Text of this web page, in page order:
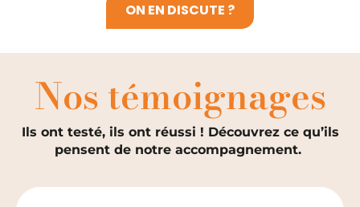
ON EN DISCUTE ?
Nos témoignages
Ils ont testé, ils ont réussi ! Découvrez ce qu’ils
pensent de notre accompagnement.